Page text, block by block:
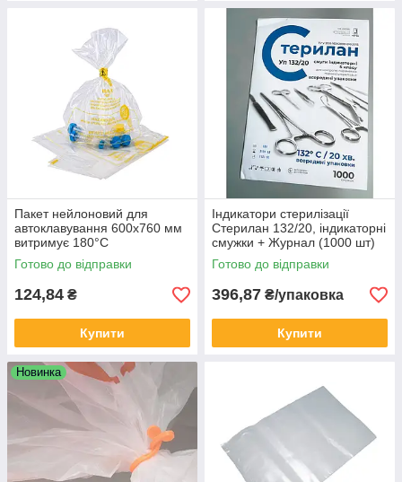
Пакет нейлоновий для
автоклавування 600x760 мм
витримує 180°C
Готово до відправки
124,84 ₴
Купити
Індикатори стерилізації
Стерилан 132/20, індикаторні
смужки + Журнал (1000 шт)
Готово до відправки
396,87 ₴/упаковка
Купити
Новинка